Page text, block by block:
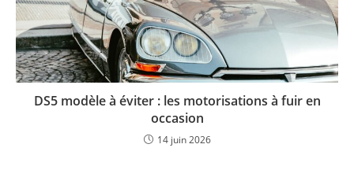
DS5 modèle à éviter : les motorisations à fuir en
occasion
14 juin 2026